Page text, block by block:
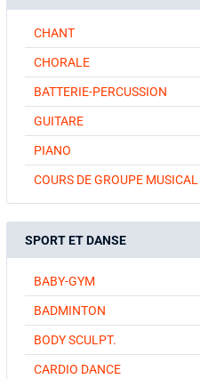
CHANT
CHORALE
BATTERIE-PERCUSSION
GUITARE
PIANO
COURS DE GROUPE MUSICAL
SPORT ET DANSE
BABY-GYM
BADMINTON
BODY SCULPT.
CARDIO DANCE